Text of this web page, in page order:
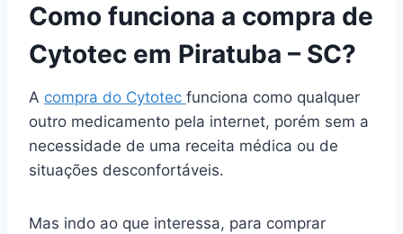
Como funciona a compra de
Cytotec em Piratuba – SC?
A compra do Cytotec funciona como qualquer
outro medicamento pela internet, porém sem a
necessidade de uma receita médica ou de
situações desconfortáveis.
Mas indo ao que interessa, para comprar